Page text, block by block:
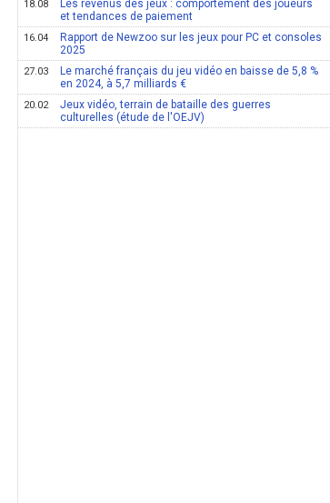
18.08
Les revenus des jeux : comportement des joueurs
et tendances de paiement
16.04
Rapport de Newzoo sur les jeux pour PC et consoles
2025
27.03
Le marché français du jeu vidéo en baisse de 5,8 %
en 2024, à 5,7 milliards €
20.02
Jeux vidéo, terrain de bataille des guerres
culturelles (étude de l'OEJV)